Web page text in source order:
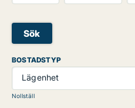
Sök
BOSTADSTYP
Lägenhet
Nollställ